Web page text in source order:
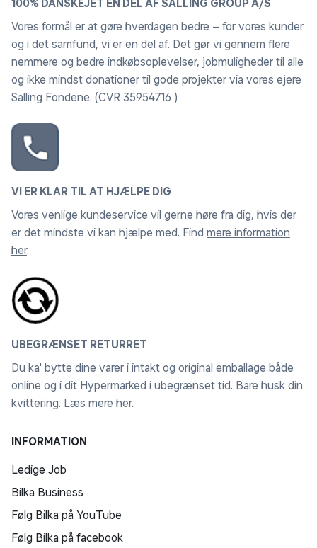
100% DANSKEJET EN DEL AF SALLING GROUP A/S
Vores formål er at gøre hverdagen bedre – for vores kunder
og i det samfund, vi er en del af. Det gør vi gennem flere
nemmere og bedre indkøbsoplevelser, jobmuligheder til alle
og ikke mindst donationer til gode projekter via vores ejere
Salling Fondene. (CVR 35954716 )
VI ER KLAR TIL AT HJÆLPE DIG
Vores venlige kundeservice vil gerne høre fra dig, hvis der
er det mindste vi kan hjælpe med. Find mere information
her.
UBEGRÆNSET RETURRET
Du ka' bytte dine varer i intakt og original emballage både
online og i dit Hypermarked i ubegrænset tid. Bare husk din
kvittering. Læs mere her.
INFORMATION
Ledige Job
Bilka Business
Følg Bilka på YouTube
Følg Bilka på facebook